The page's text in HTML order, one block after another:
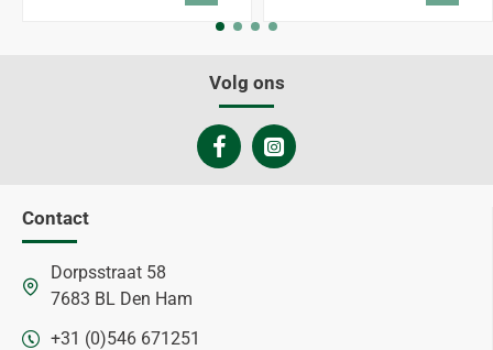
Volg ons
Contact
Dorpsstraat 58
7683 BL Den Ham
+31 (0)546 671251